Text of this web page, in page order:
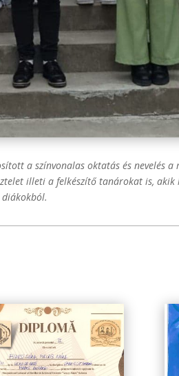
a színvonalas oktatás és nevelés
illeti a felkészítő tanárokat is,